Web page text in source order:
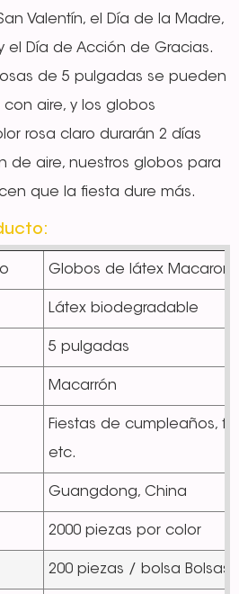
Valentín, el Día de la Madre,
el Día de Acción de Gracias.
de 5 pulgadas se pueden
aire, y los globos
rosa claro durarán 2 días
de aire, nuestros globos para
que la fiesta dure más.
Globos de látex Macaron
Látex biodegradable
5 pulgadas
Macarrón
Fiestas de cumpleaños,
etc.
Guangdong, China
2000 piezas por color
200 piezas / bolsa Bolsas